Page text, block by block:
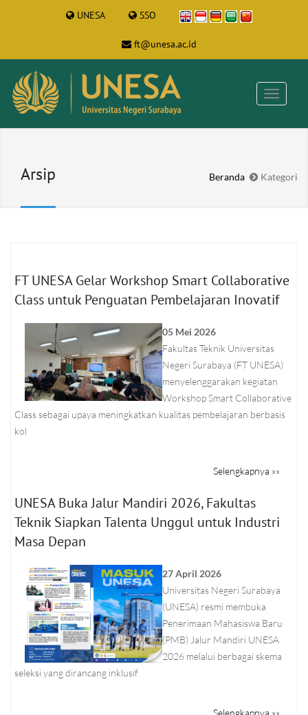
UNESA SSO
ft@unesa.ac.id
Arsip Beranda Kategori
FT UNESA Gelar Workshop Smart Collaborative
Class untuk Penguatan Pembelajaran Inovatif
05 Mei 2026
Fakultas Teknik Universitas
Negeri Surabaya (FT UNESA)
menyelenggarakan kegiatan
Workshop Smart Collaborative
Class sebagai upaya meningkatkan kualitas pembelajaran berbasis
kol
Selengkapnya »»
UNESA Buka Jalur Mandiri 2026, Fakultas
Teknik Siapkan Talenta Unggul untuk Industri
Masa Depan
27 April 2026
Universitas Negeri Surabaya
(UNESA) resmi membuka
Penerimaan Mahasiswa Baru
(PMB) Jalur Mandiri UNESA
2026 melalui berbagai skema
seleksi yang dirancang inklusif
Selengkapnya »»